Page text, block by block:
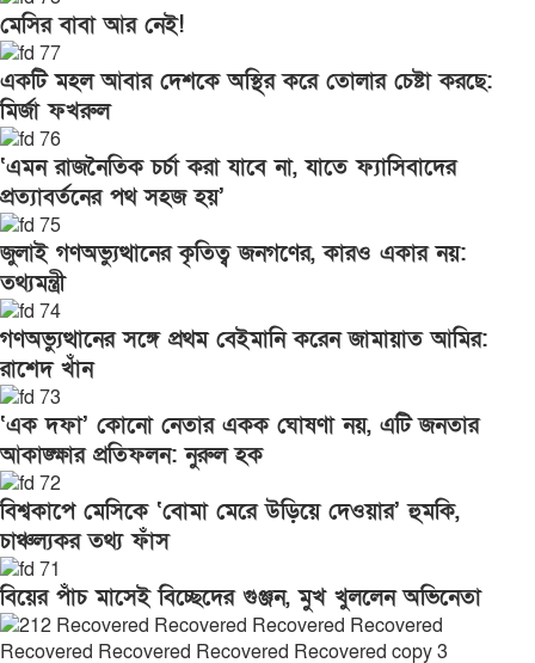
মেসির বাবা আর নেই!
একটি মহল আবার দেশকে অস্থির করে তোলার চেষ্টা করছে:
মির্জা ফখরুল
‘এমন রাজনৈতিক চর্চা করা যাবে না, যাতে ফ্যাসিবাদের
প্রত্যাবর্তনের পথ সহজ হয়’
জুলাই গণঅভ্যুত্থানের কৃতিত্ব জনগণের, কারও একার নয়:
তথ্যমন্ত্রী
গণঅভ্যুত্থানের সঙ্গে প্রথম বেইমানি করেন জামায়াত আমির:
রাশেদ খাঁন
‘এক দফা’ কোনো নেতার একক ঘোষণা নয়, এটি জনতার
আকাঙ্ক্ষার প্রতিফলন: নুরুল হক
বিশ্বকাপে মেসিকে ‘বোমা মেরে উড়িয়ে দেওয়ার’ হুমকি,
চাঞ্চল্যকর তথ্য ফাঁস
বিয়ের পাঁচ মাসেই বিচ্ছেদের গুঞ্জন, মুখ খুললেন অভিনেতা